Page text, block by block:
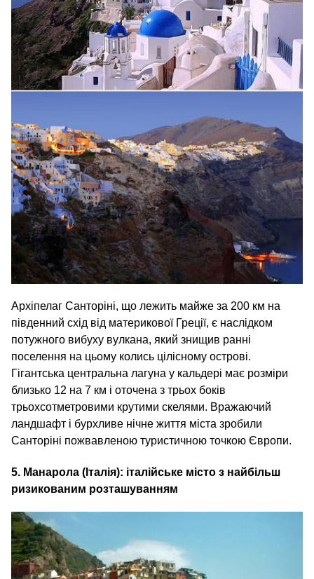
Архіпелаг Санторіні, що лежить майже за 200 км на
південний схід від материкової Греції, є наслідком
потужного вибуху вулкана, який знищив ранні
поселення на цьому колись цілісному острові.
Гігантська центральна лагуна у кальдері має розміри
близько 12 на 7 км і оточена з трьох боків
трьохсотметровими крутими скелями. Вражаючий
ландшафт і бурхливе нічне життя міста зробили
Санторіні пожвавленою туристичною точкою Європи.
5. Манарола (Італія): італійське місто з найбільш
ризикованим розташуванням